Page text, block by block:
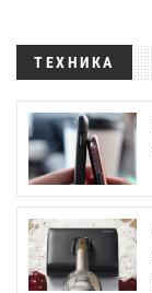
ТЕХНИКА